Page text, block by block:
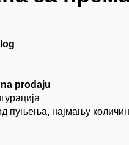
prodaju
пуњења, најмању